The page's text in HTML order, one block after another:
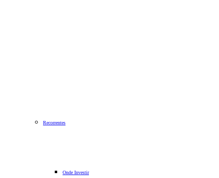
Recorrentes
Onde Investir